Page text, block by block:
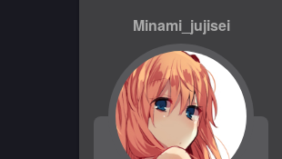
Minami_jujisei